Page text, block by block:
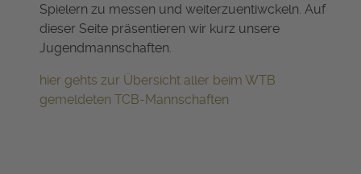
Spielern zu messen und weiterzuentiwckeln. Auf
dieser Seite präsentieren wir kurz unsere
Jugendmannschaften.
hier gehts zur Übersicht aller beim WTB
gemeldeten TCB-Mannschaften